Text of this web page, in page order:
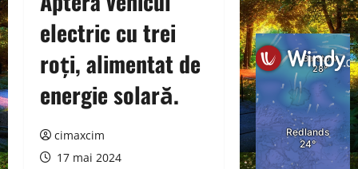
electric cu trei
roți, alimentat de
energie solară.
cimaxcim
17 mai 2024